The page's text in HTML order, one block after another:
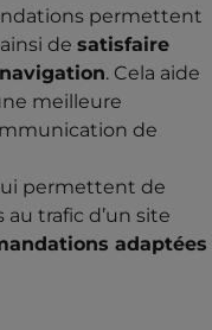
permettent
de satisfaire
. Cela aide
meilleure
de
permettent de
trafic d’un site
adaptées